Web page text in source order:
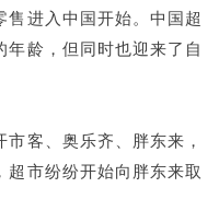
进入中国开始。中国超
龄，但同时也迎来了自
客、奥乐齐、胖东来，
市纷纷开始向胖东来取